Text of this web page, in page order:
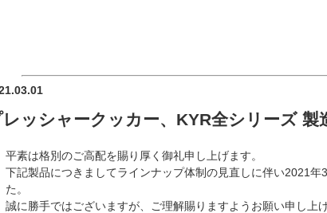
ッシャークッカー、KYR全シリーズ 製
平素は格別のご高配を賜り厚く御礼申し上げます。
下記製品につきましてラインナップ体制の見直しに伴い2021
た。
誠に勝手ではございますが、ご理解賜りますようお願い申し上げ